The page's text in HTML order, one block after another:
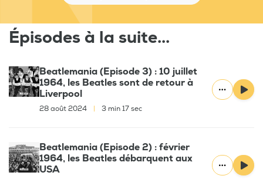
Épisodes à la suite...
Beatlemania (Episode 3) : 10 juillet
1964, les Beatles sont de retour à
Liverpool
28 août 2024 | 3 min 17 sec
Beatlemania (Episode 2) : février
1964, les Beatles débarquent aux
USA